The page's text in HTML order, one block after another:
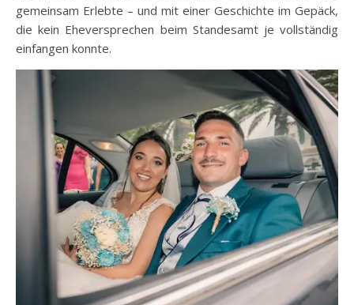
gemeinsam Erlebte – und mit einer Geschichte im Gepäck,
die kein Eheversprechen beim Standesamt je vollständig
einfangen konnte.